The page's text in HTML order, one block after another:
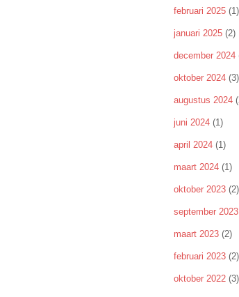
februari 2025 (1)
januari 2025 (2)
december 2024
oktober 2024 (3)
augustus 2024
juni 2024 (1)
april 2024 (1)
maart 2024 (1)
oktober 2023 (2)
september 2023
maart 2023 (2)
februari 2023 (2)
oktober 2022 (3)